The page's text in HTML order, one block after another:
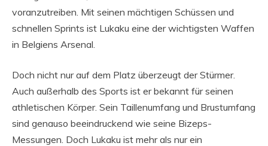
voranzutreiben. Mit seinen mächtigen Schüssen und
schnellen Sprints ist Lukaku eine der wichtigsten Waffen
in Belgiens Arsenal.
Doch nicht nur auf dem Platz überzeugt der Stürmer.
Auch außerhalb des Sports ist er bekannt für seinen
athletischen Körper. Sein Taillenumfang und Brustumfang
sind genauso beeindruckend wie seine Bizeps-
Messungen. Doch Lukaku ist mehr als nur ein